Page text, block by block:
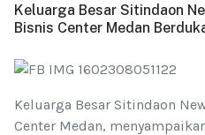
Keluarga Besar Sitindaon
Bisnis Center Medan
Keluarga Besar Sitindaon
Center Medan,